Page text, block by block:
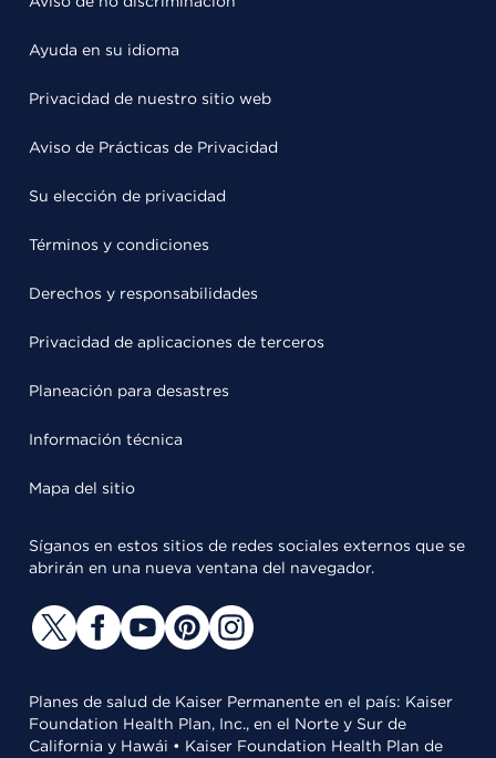
Ayuda en su idioma
Privacidad de nuestro sitio web
Aviso de Prácticas de Privacidad
Su elección de privacidad
Términos y condiciones
Derechos y responsabilidades
Privacidad de aplicaciones de terceros
Planeación para desastres
Información técnica
Mapa del sitio
Síganos en estos sitios de redes sociales externos que se
abrirán en una nueva ventana del navegador.
Planes de salud de Kaiser Permanente en el país: Kaiser
Foundation Health Plan, Inc., en el Norte y Sur de
California y Hawái • Kaiser Foundation Health Plan de